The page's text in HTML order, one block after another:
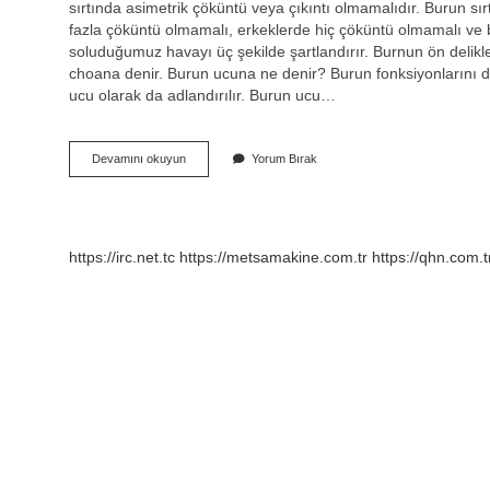
sırtında asimetrik çöküntü veya çıkıntı olmamalıdır. Burun
fazla çöküntü olmamalı, erkeklerde hiç çöküntü olmamalı
soluduğumuz havayı üç şekilde şartlandırır. Burnun ön
choana denir. Burun ucuna ne denir? Burun fonksiyonlarını
ucu olarak da adlandırılır. Burun ucu…
Devamını okuyunBurun
Sırtı
Yorum Bırak
https://irc.net.tc https://metsamakine.com.tr https://